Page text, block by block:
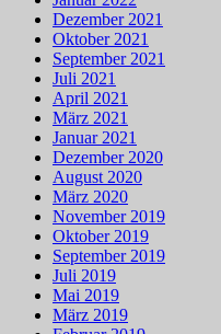
Dezember 2021
Oktober 2021
September 2021
Juli 2021
April 2021
März 2021
Januar 2021
Dezember 2020
August 2020
März 2020
November 2019
Oktober 2019
September 2019
Juli 2019
Mai 2019
März 2019